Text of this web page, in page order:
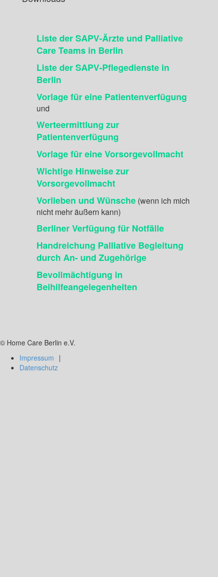
Liste der SAPV-Ärzte und Palliative
Care Teams in Berlin
Liste der SAPV-Pflegedienste in
Berlin
Vorlage für eine Patientenverfügung
und
Werteermittlung zur
Patientenverfügung
Vorlage für eine Vorsorgevollmacht
Wichtige Hinweise zur
Vorsorgevollmacht
Vorlieben und Wünsche (wenn ich mich
nicht mehr äußern kann)
Berliner Verfügung für Notfälle
Handreichung Palliative Begleitung
durch An- und Zugehörige
Bevollmächtigung in
Beihilfeangelegenheiten
© Home Care Berlin e.V.
Impressum
Datenschutz